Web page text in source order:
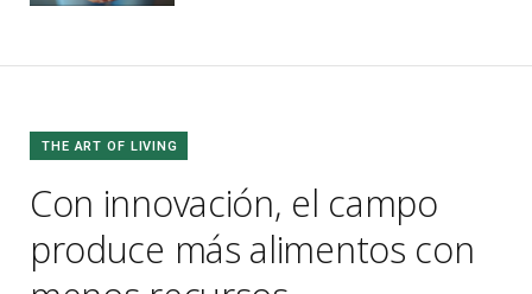
THE ART OF LIVING
Con innovación, el campo
produce más alimentos con